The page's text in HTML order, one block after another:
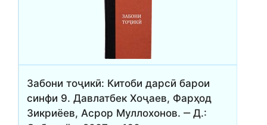
Забони тоҷикӣ: Китоби дарсӣ барои
синфи 9. Давлатбек Хоҷаев, Фарҳод
Зикриёев, Асрор Муллохонов. ‒ Д.: